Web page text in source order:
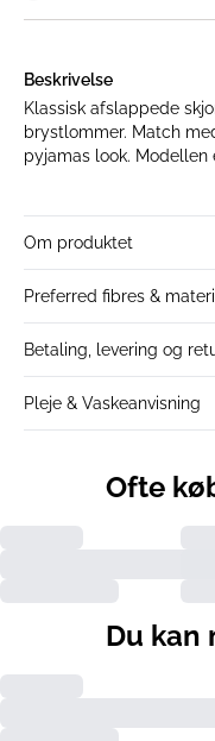
Beskrivelse
Klassisk afslappede
brystlommer. Match
pyjamas
Om produktet
Preferred fibres &
Betaling, levering og
Pleje & Vaskeanvisning
Ofte
Du kan